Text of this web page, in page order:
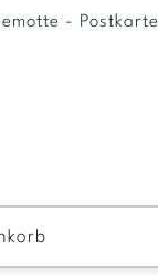
- Postkarte